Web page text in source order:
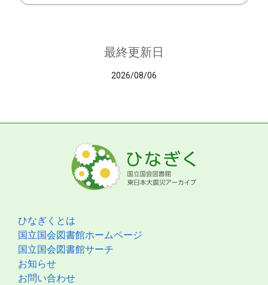
最終更新日
2026/08/06
ひなぎくとは
国立国会図書館ホームページ
国立国会図書館サーチ
お知らせ
お問い合わせ